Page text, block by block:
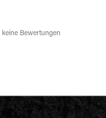
keine Bewertungen